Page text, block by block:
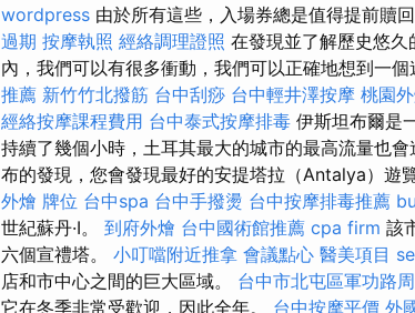
wordpress 由於所有這些，入場券總是值得提前贖回
過期 按摩執照 經絡調理證照 在發現並了解歷史悠
內，我們可以有很多衝動，我們可以正確地想到一個
推薦 新竹竹北撥筋 台中刮痧 台中輕井澤按摩 桃園
經絡按摩課程費用 台中泰式按摩排毒 伊斯坦布爾是
持續了幾個小時，土耳其最大的城市的最高流量也
布的發現，您會發現最好的安提塔拉（Antalya）遊
外燴 牌位 台中spa 台中手撥燙 台中按摩排毒推薦
世紀蘇丹·I。 到府外燴 台中國術館推薦 cpa firm 該
六個宣禮塔。 小叮噹附近推拿 會議點心 醫美項目
店和市中心之間的巨大區域。 台中市北屯區軍功路
它在冬季非常受歡迎，因此全年。 台中按摩平價 外